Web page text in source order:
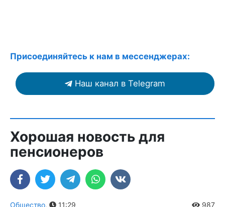
Присоединяйтесь к нам в мессенджерах:
Наш канал в Telegram
Хорошая новость для
пенсионеров
Общество, 11:29 987